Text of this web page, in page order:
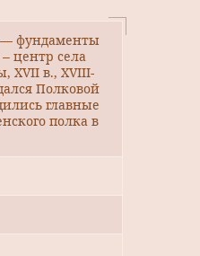
— фундаменты
центр села
XVII в., XVIII-
Полковой
главные
полка в